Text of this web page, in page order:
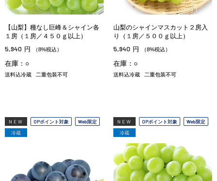
【山梨】種なし巨峰＆シャイン各
１房（１房／４５０ｇ以上）
5,940 円 （8%税込）
在庫：○
送料込冷蔵 二重包装不可
山梨のシャインマスカット２房入
り（１房／５００ｇ以上）
5,940 円 （8%税込）
在庫：○
送料込冷蔵 二重包装不可
NEW OPポイント対象
Web限定
冷蔵
NEW OPポイント対象
Web限定
冷蔵